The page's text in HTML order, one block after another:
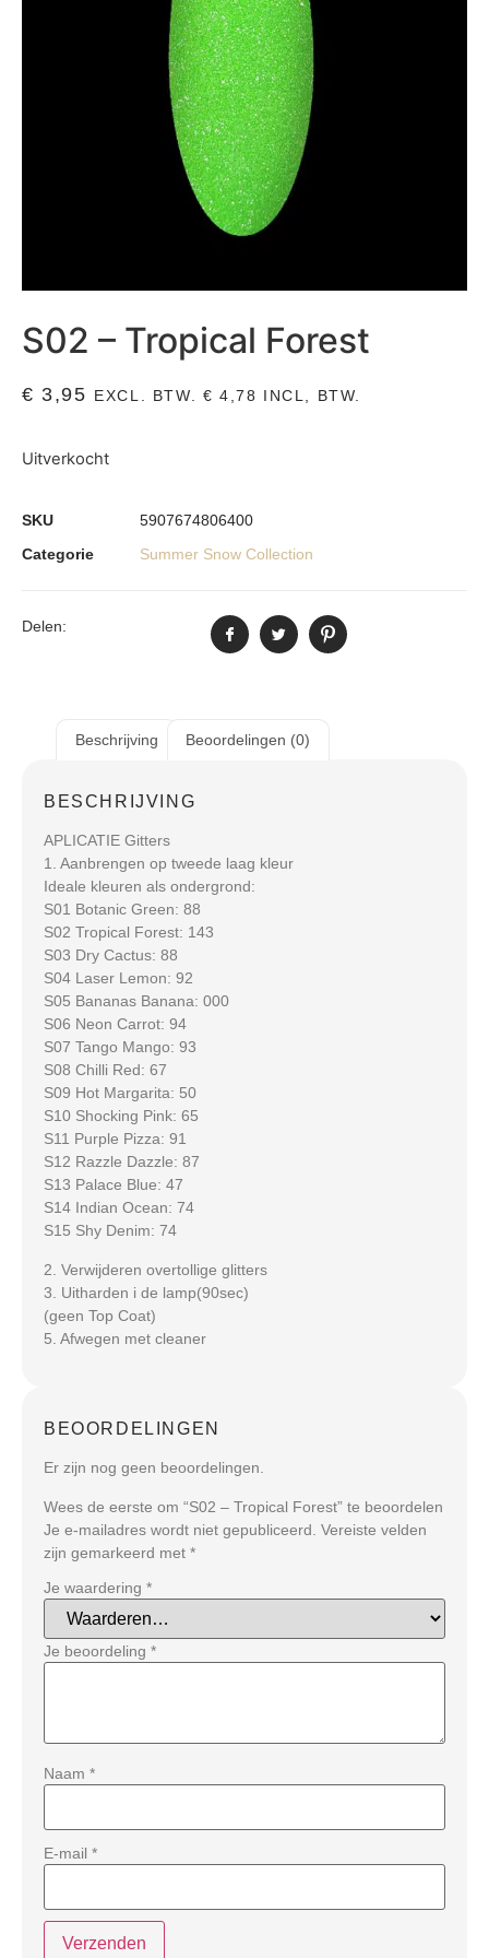
S02 – Tropical Forest
€ 3,95 EXCL. BTW. € 4,78 INCL, BTW.
Uitverkocht
SKU
5907674806400
Categorie
Summer Snow Collection
Delen:
Beschrijving Beoordelingen (0)
BESCHRIJVING
APLICATIE Gitters
1. Aanbrengen op tweede laag kleur
Ideale kleuren als ondergrond:
S01 Botanic Green: 88
S02 Tropical Forest: 143
S03 Dry Cactus: 88
S04 Laser Lemon: 92
S05 Bananas Banana: 000
S06 Neon Carrot: 94
S07 Tango Mango: 93
S08 Chilli Red: 67
S09 Hot Margarita: 50
S10 Shocking Pink: 65
S11 Purple Pizza: 91
S12 Razzle Dazzle: 87
S13 Palace Blue: 47
S14 Indian Ocean: 74
S15 Shy Denim: 74
2. Verwijderen overtollige glitters
3. Uitharden i de lamp(90sec)
(geen Top Coat)
5. Afwegen met cleaner
BEOORDELINGEN
Er zijn nog geen beoordelingen.
Wees de eerste om “S02 – Tropical Forest” te beoordelen
Je e-mailadres wordt niet gepubliceerd. Vereiste velden
zijn gemarkeerd met *
Je waardering *
Je beoordeling *
Naam *
E-mail *